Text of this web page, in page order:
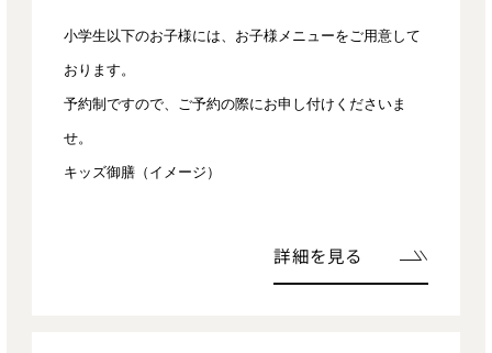
小学生以下のお子様には、お子様メニューをご用意して
おります。
予約制ですので、ご予約の際にお申し付けくださいま
せ。
キッズ御膳（イメージ）
詳細を見る